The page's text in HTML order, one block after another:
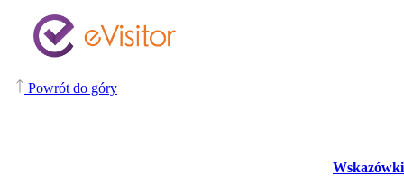
Wskazówki
Powrót do góry